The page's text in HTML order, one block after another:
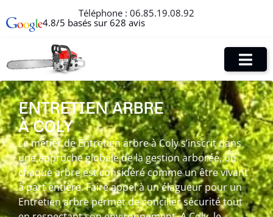
Téléphone : 06.85.19.08.92
4.8/5 basés sur 628 avis
ENTRETIEN ARBRE
À COLY
Le métier de Entretien arbre à Coly s’inscrit dans
une approche globale de la gestion arborée, où
chaque arbre est considéré comme un être vivant
à part entière. Faire appel à un élagueur pour un
Entretien arbre permet de concilier sécurité tout